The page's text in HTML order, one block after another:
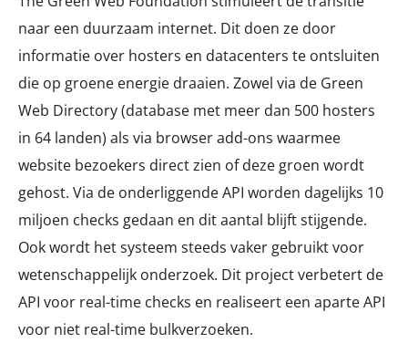
naar een duurzaam internet. Dit doen ze door
informatie over hosters en datacenters te ontsluiten
die op groene energie draaien. Zowel via de Green
Web Directory (database met meer dan 500 hosters
in 64 landen) als via browser add-ons waarmee
website bezoekers direct zien of deze groen wordt
gehost. Via de onderliggende API worden dagelijks 10
miljoen checks gedaan en dit aantal blijft stijgende.
Ook wordt het systeem steeds vaker gebruikt voor
wetenschappelijk onderzoek. Dit project verbetert de
API voor real-time checks en realiseert een aparte API
voor niet real-time bulkverzoeken.